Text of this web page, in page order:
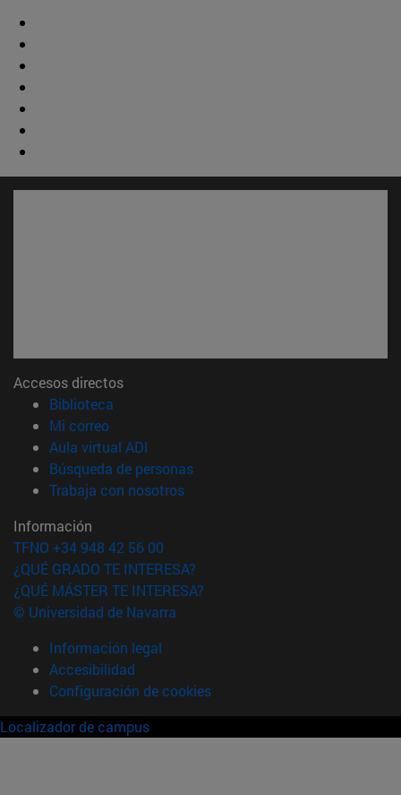
Accesos directos
Biblioteca
Mi correo(abre en nueva ventana)
Aula virtual ADI
Búsqueda de personas(abre en nueva ventana)
Trabaja con nosotros(abre en nueva ventana)
Información
TFNO +34 948 42 56 00
¿QUÉ GRADO TE INTERESA?
¿QUÉ MÁSTER TE INTERESA?
© Universidad de Navarra
Información legal
Accesibilidad
Configuración de cookies
Localizador de campus